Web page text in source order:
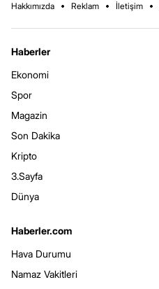
Hakkımızda Reklam İletişim
Haberler
Ekonomi
Spor
Magazin
Son Dakika
Kripto
3.Sayfa
Dünya
Haberler.com
Hava Durumu
Namaz Vakitleri